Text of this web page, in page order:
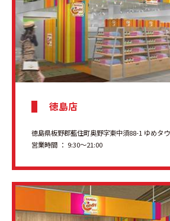
徳島店
徳島県板野郡藍住町奥野字東中須88-1 ゆめタ
営業時間 ： 9:30〜21:00